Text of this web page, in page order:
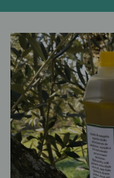
navegação